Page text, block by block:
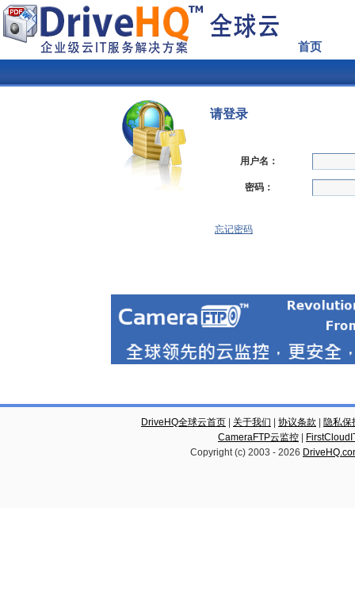
首页
请登录
用户名：
密码：
忘记密码
DriveHQ全球云首页 关于我们 协议条款
隐私保
CameraFTP云监控
Copyright (c) 2003 - 2026